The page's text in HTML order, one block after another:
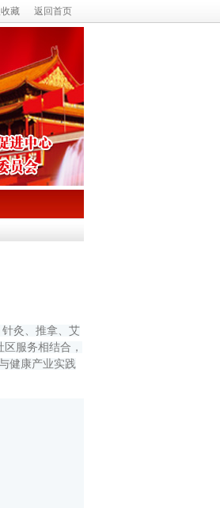
藏 返回首页
灸、推拿、艾
服务相结合，
健康产业实践